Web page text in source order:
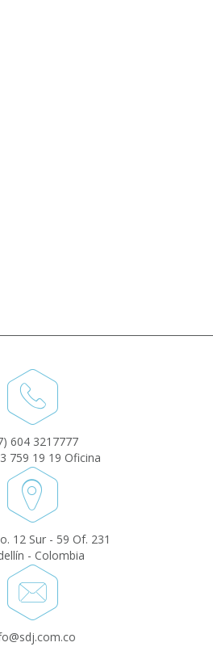
604 3217777
759 19 19 Oficina
12 Sur - 59 Of. 231
- Colombia